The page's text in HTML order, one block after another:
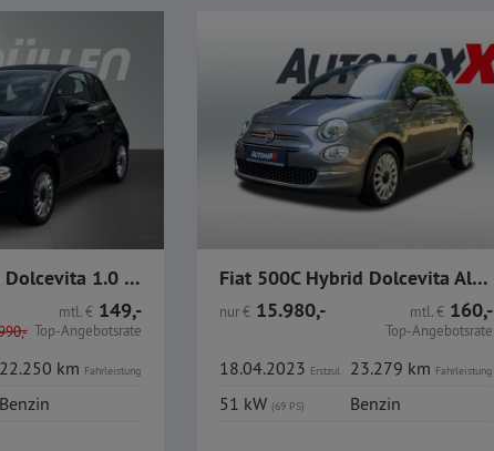
Fiat 500 Cabrio Dolcevita 1.0 Mild-Hybrid
mtl.€ 149,-
Top-Angebotsrate
22.250 km Fahrleistung
Benzin
Fiat 500C Hybrid Dolcevita Alu CarPlay PDC
nur€ 15.980,- mtl.€ 160,-
Top-Angebotsrate
18.04.2023 Erstzul. 23.279 km Fahrleistung
51 kW (69 PS) Benzin